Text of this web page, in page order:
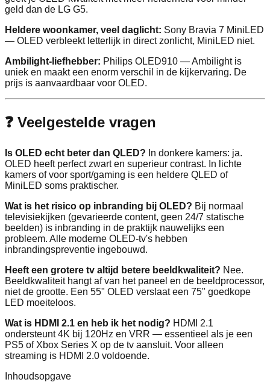
geld dan de LG G5.
Heldere woonkamer, veel daglicht: Sony Bravia 7 MiniLED
— OLED verbleekt letterlijk in direct zonlicht, MiniLED niet.
Ambilight-liefhebber: Philips OLED910 — Ambilight is
uniek en maakt een enorm verschil in de kijkervaring. De
prijs is aanvaardbaar voor OLED.
❓ Veelgestelde vragen
Is OLED echt beter dan QLED? In donkere kamers: ja.
OLED heeft perfect zwart en superieur contrast. In lichte
kamers of voor sport/gaming is een heldere QLED of
MiniLED soms praktischer.
Wat is het risico op inbranding bij OLED? Bij normaal
televisiekijken (gevarieerde content, geen 24/7 statische
beelden) is inbranding in de praktijk nauwelijks een
probleem. Alle moderne OLED-tv's hebben
inbrandingspreventie ingebouwd.
Heeft een grotere tv altijd betere beeldkwaliteit? Nee.
Beeldkwaliteit hangt af van het paneel en de beeldprocessor,
niet de grootte. Een 55" OLED verslaat een 75" goedkope
LED moeiteloos.
Wat is HDMI 2.1 en heb ik het nodig? HDMI 2.1
ondersteunt 4K bij 120Hz en VRR — essentieel als je een
PS5 of Xbox Series X op de tv aansluit. Voor alleen
streaming is HDMI 2.0 voldoende.
Inhoudsopgave